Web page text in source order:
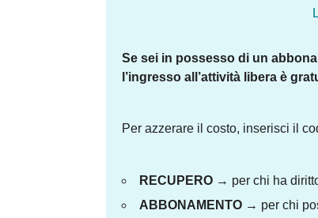
Se sei in possesso di un
l’ingresso all’attività libera è
Per azzerare il costo, inserisci il
RECUPERO → per chi ha
ABBONAMENTO → per chi